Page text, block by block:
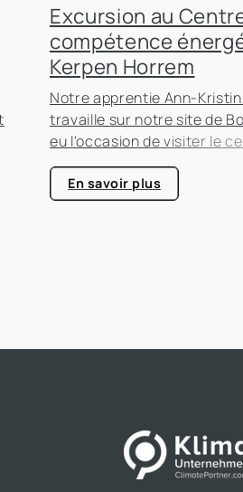
Excursion au
compétence
Kerpen Horrem
Notre apprentie Ann-
travaille sur notre site de
eu l'occasion de visiter le
compétence énergétique
avec sa classe. Cette
était entièrement
En savoir plus